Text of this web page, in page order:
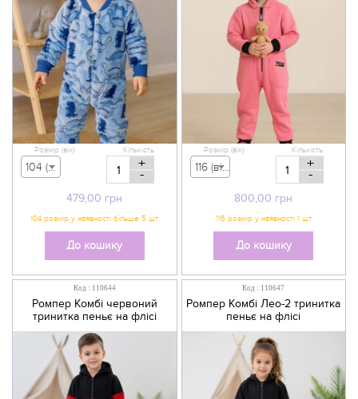
479,00 грн
Розмір (вік)
104 (вік 3-4 р) - 479,00 грн
Кількість
+
-
До кошику
800,00 грн
Розмір (вік)
116 (вік 5-6 р) - 800,00 грн
Кількість
+
-
До кошику
Код : 110644
Ромпер Комбі червоний
тринитка пеньє на флісі
Код : 110647
Ромпер Комбі Лео-2 тринитка
пеньє на флісі